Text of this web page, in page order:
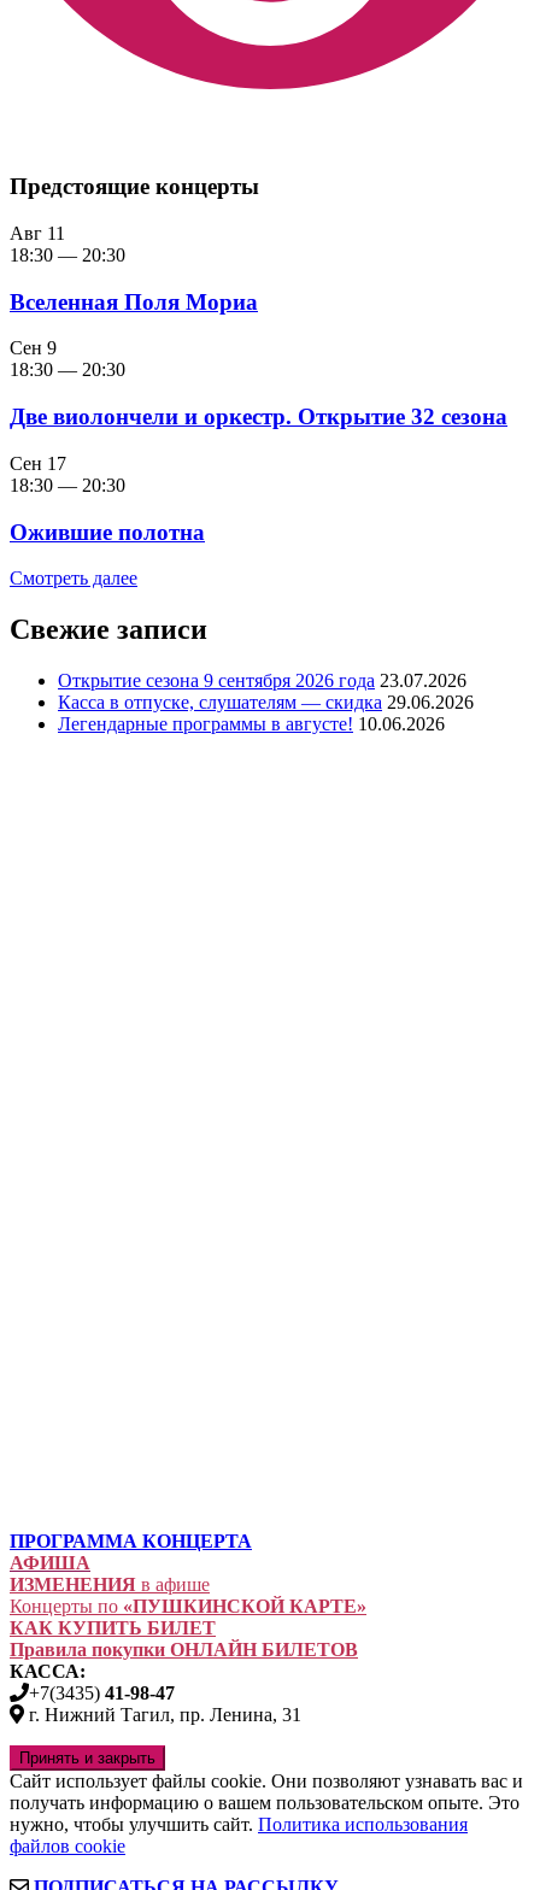
Предстоящие концерты
Авг 11
18:30 — 20:30
Вселенная Поля Мориа
Сен 9
18:30 — 20:30
Две виолончели и оркестр. Открытие 32 сезона
Сен 17
18:30 — 20:30
Ожившие полотна
Смотреть далее
Свежие записи
Открытие сезона 9 сентября 2026 года 23.07.2026
Касса в отпуске, слушателям — скидка 29.06.2026
Легендарные программы в августе! 10.06.2026
ПРОГРАММА КОНЦЕРТА
АФИША
ИЗМЕНЕНИЯ в афише
Концерты по «ПУШКИНСКОЙ КАРТЕ»
КАК КУПИТЬ БИЛЕТ
Правила покупки ОНЛАЙН БИЛЕТОВ
КАССА:
+7(3435) 41-98-47
г. Нижний Тагил, пр. Ленина, 31
Сайт использует файлы cookie. Они позволяют узнавать вас и
получать информацию о вашем пользовательском опыте. Это
нужно, чтобы улучшить сайт. Политика использования
файлов cookie